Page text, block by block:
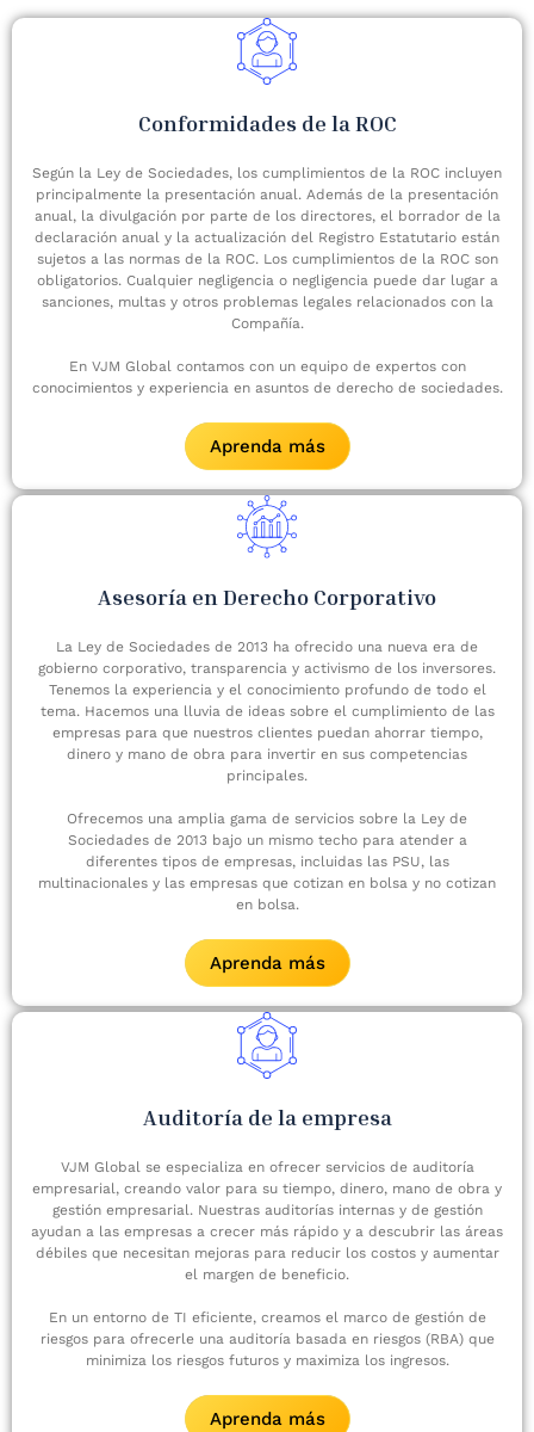
Conformidades de la ROC
Según la Ley de Sociedades, los cumplimientos de la ROC incluyen
principalmente la presentación anual. Además de la presentación
anual, la divulgación por parte de los directores, el borrador de la
declaración anual y la actualización del Registro Estatutario están
sujetos a las normas de la ROC. Los cumplimientos de la ROC son
obligatorios. Cualquier negligencia o negligencia puede dar lugar a
sanciones, multas y otros problemas legales relacionados con la
Compañía.
En VJM Global contamos con un equipo de expertos con
conocimientos y experiencia en asuntos de derecho de sociedades.
Aprenda más
Asesoría en Derecho Corporativo
La Ley de Sociedades de 2013 ha ofrecido una nueva era de
gobierno corporativo, transparencia y activismo de los inversores.
Tenemos la experiencia y el conocimiento profundo de todo el
tema. Hacemos una lluvia de ideas sobre el cumplimiento de las
empresas para que nuestros clientes puedan ahorrar tiempo,
dinero y mano de obra para invertir en sus competencias
principales.
Ofrecemos una amplia gama de servicios sobre la Ley de
Sociedades de 2013 bajo un mismo techo para atender a
diferentes tipos de empresas, incluidas las PSU, las
multinacionales y las empresas que cotizan en bolsa y no cotizan
en bolsa.
Aprenda más
Auditoría de la empresa
VJM Global se especializa en ofrecer servicios de auditoría
empresarial, creando valor para su tiempo, dinero, mano de obra y
gestión empresarial. Nuestras auditorías internas y de gestión
ayudan a las empresas a crecer más rápido y a descubrir las áreas
débiles que necesitan mejoras para reducir los costos y aumentar
el margen de beneficio.
En un entorno de TI eficiente, creamos el marco de gestión de
riesgos para ofrecerle una auditoría basada en riesgos (RBA) que
minimiza los riesgos futuros y maximiza los ingresos.
Aprenda más